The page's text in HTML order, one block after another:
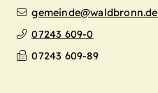
gemeinde@waldbronn.de
07243 609-0
07243 609-89